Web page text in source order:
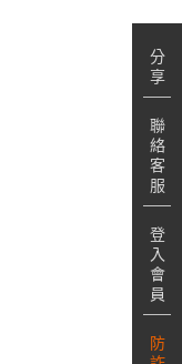
分
享
聯
絡
客
服
登
入
會
員
防